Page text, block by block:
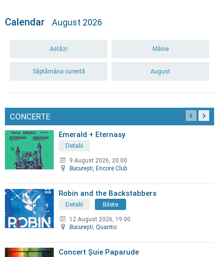
Calendar August 2026
Astăzi Mâine
Săptămâna curentă August
CONCERTE
Emerald + Eternasy
Detalii
9 August 2026, 20:00
Bucureşti, Encore Club
Robin and the Backstabbers
Detalii Bilete
12 August 2026, 19:00
Bucureşti, Quantic
Concert Șuie Paparude